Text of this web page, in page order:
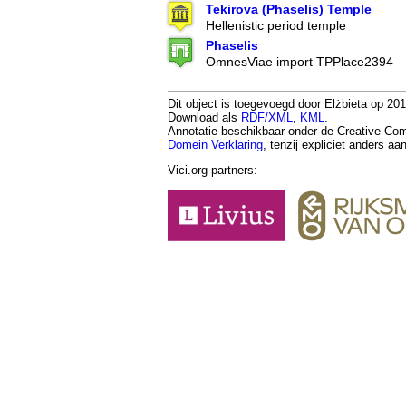
Tekirova (Phaselis) Temple
Hellenistic period temple
Phaselis
OmnesViae import TPPlace2394
Dit object is toegevoegd door Elżbieta op
Download als RDF/XML KML
Annotatie beschikbaar onder de Creative
Domein Verklaring , tenzij expliciet anders
Vici.org partners: